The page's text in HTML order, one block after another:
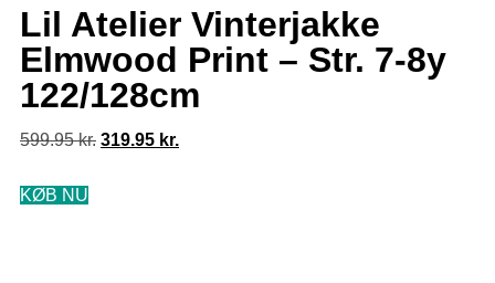
Lil Atelier Vinterjakke
Elmwood Print – Str. 7-8y
122/128cm
599.95kr. 319.95 kr.
KØB NU